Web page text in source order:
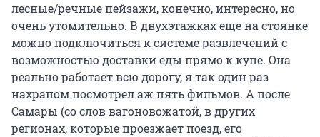
лесные/речные пейзажи, конечно, интересно, но
очень утомительно. В двухэтажках еще на стоянке
можно подключиться к системе развлечений с
возможностью доставки еды прямо к купе. Она
реально работает всю дорогу, я так один раз
нахрапом посмотрел аж пять фильмов. А после
Самары (со слов вагоновожатой, в других
регионах, которые проезжает поезд, его